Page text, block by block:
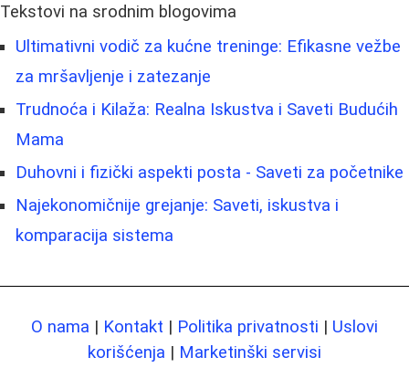
Tekstovi na srodnim blogovima
Ultimativni vodič za kućne treninge: Efikasne vežbe
za mršavljenje i zatezanje
Trudnoća i Kilaža: Realna Iskustva i Saveti Budućih
Mama
Duhovni i fizički aspekti posta - Saveti za početnike
Najekonomičnije grejanje: Saveti, iskustva i
komparacija sistema
O nama | Kontakt | Politika privatnosti | Uslovi
korišćenja | Marketinški servisi